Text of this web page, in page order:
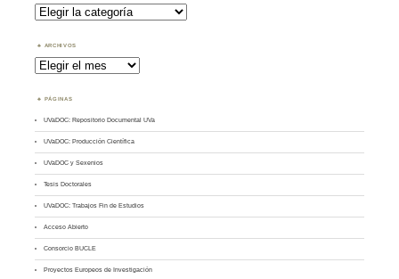
Buscar
por
Tema
ARCHIVOS
Archivos
PÁGINAS
UVaDOC: Repositorio Documental UVa
UVaDOC: Producción Científica
UVaDOC y Sexenios
Tesis Doctorales
UVaDOC: Trabajos Fin de Estudios
Acceso Abierto
Consorcio BUCLE
Proyectos Europeos de Investigación